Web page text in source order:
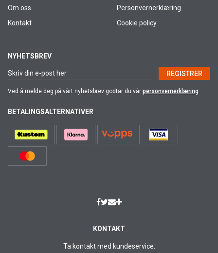
Om oss
Kontakt
Personvernerklæring
Cookie policy
NYHETSBREV
REGISTRER
Ved å melde deg på vårt nyhetsbrev godtar du vår personvernerklæring
BETALINGSALTERNATIVER
KONTAKT
Ta kontakt med kundeservice: